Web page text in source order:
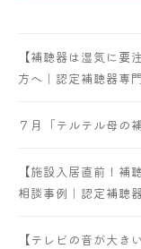
【補聴器は湿気に
方へ｜認定補聴器専
７月「テルテル母の
【施設入居直前！
相談事例｜認定補聴
【テレビの音が大